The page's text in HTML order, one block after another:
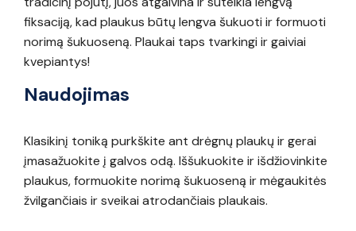
fiksaciją, kad plaukus būtų lengva šukuoti ir formuoti
norimą šukuoseną. Plaukai taps tvarkingi ir gaiviai
kvepiantys!
Naudojimas
Klasikinį toniką purkškite ant drėgnų plaukų ir gerai
įmasažuokite į galvos odą. Iššukuokite ir išdžiovinkite
plaukus, formuokite norimą šukuoseną ir mėgaukitės
žvilgančiais ir sveikai atrodančiais plaukais.